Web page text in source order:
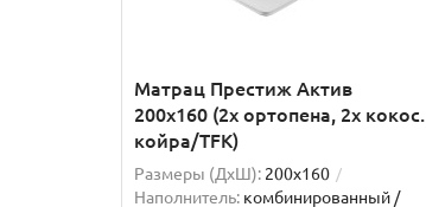
Матрац Престиж Актив
200x160 (2x ортопена, 2x кокос.
койра/TFK)
Размеры (ДxШ): 200x160
Наполнитель: комбинированный /